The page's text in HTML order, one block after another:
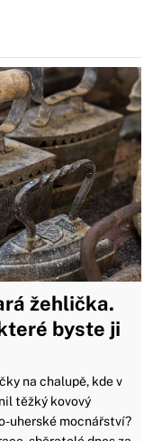
žehlička.
byste ji
na chalupě, kde v
těžký kovový
uherské mocnářství?